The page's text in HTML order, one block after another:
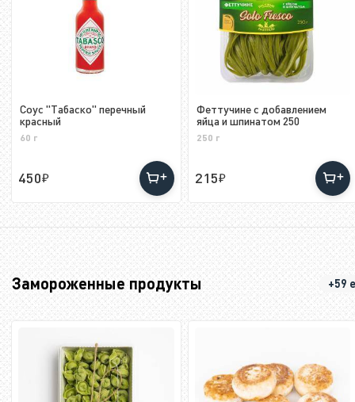
Соус "Табаско" перечный
красный
60 г
450
Феттучине с добавлением
яйца и шпинатом 250
250 г
215
Замороженные продукты +59